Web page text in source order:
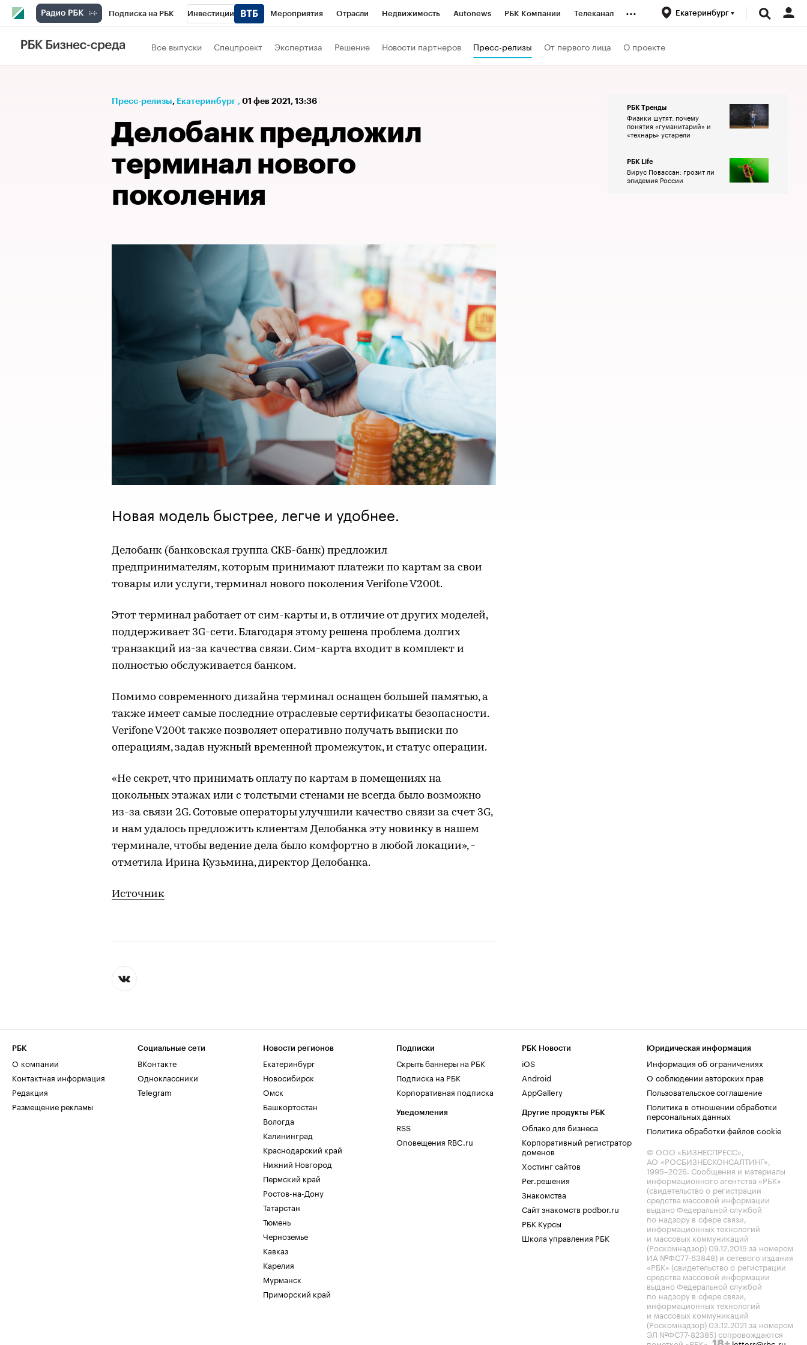
Подписка на РБК Инвестиции Мероприятия Отрасли Недвижимость Autonews РБК Компании Телеканал
РБК Вино
Проверка контрагентов
... Екатеринбург
Все выпуски Спецпроект Экспертиза Решение Новости партнеров Пресс-релизы От первого лица О проекте
Пресс-релизы⁠, Екатеринбург , 01 фев 2021, 13:36
Делобанк предложил
терминал нового
поколения
Новая модель быстрее, легче и удобнее.
Делобанк (банковская группа СКБ-банк) предложил
предпринимателям, которым принимают платежи по картам за свои
товары или услуги, терминал нового поколения Verifone V200t.
Этот терминал работает от сим-карты и, в отличие от других моделей,
поддерживает 3G-сети. Благодаря этому решена проблема долгих
транзакций из-за качества связи. Сим-карта входит в комплект и
полностью обслуживается банком.
Помимо современного дизайна терминал оснащен большей памятью, а
также имеет самые последние отраслевые сертификаты безопасности.
Verifone V200t также позволяет оперативно получать выписки по
операциям, задав нужный временной промежуток, и статус операции.
«Не секрет, что принимать оплату по картам в помещениях на
цокольных этажах или с толстыми стенами не всегда было возможно
из-за связи 2G. Сотовые операторы улучшили качество связи за счет 3G,
и нам удалось предложить клиентам Делобанка эту новинку в нашем
терминале, чтобы ведение дела было комфортно в любой локации», -
отметила Ирина Кузьмина, директор Делобанка.
Источник
РБК Тренды
Физики шутят: почему
понятия «гуманитарий» и
«технарь» устарели
РБК Life
Вирус Повассан: грозит ли
эпидемия России
РБК
О компании
Контактная информация
Редакция
Размещение рекламы
Социальные сети
ВКонтакте
Одноклассники
Telegram
Новости регионов
Екатеринбург
Новосибирск
Омск
Башкортостан
Вологда
Калининград
Краснодарский край
Нижний Новгород
Пермский край
Ростов-на-Дону
Татарстан
Тюмень
Черноземье
Кавказ
Карелия
Мурманск
Приморский край
Подписки
Скрыть баннеры на РБК
Подписка на РБК
Корпоративная подписка
Уведомления
RSS
Оповещения RBC.ru
РБК Новости
iOS
Android
AppGallery
Другие продукты РБК
Облако для бизнеса
Корпоративный регистратор
доменов
Хостинг сайтов
Рег.решения
Знакомства
Сайт знакомств podbor.ru
РБК Курсы
Школа управления РБК
Юридическая информация
Информация об ограничениях
О соблюдении авторских прав
Пользовательское соглашение
Политика в отношении обработки
персональных данных
Политика обработки файлов cookie
© ООО «БИЗНЕСПРЕСС»,
АО «РОСБИЗНЕСКОНСАЛТИНГ»,
1995–2026. Сообщения и материалы
информационного агентства «РБК»
(свидетельство о регистрации
средства массовой информации
выдано Федеральной службой
по надзору в сфере связи,
информационных технологий
и массовых коммуникаций
(Роскомнадзор) 09.12.2015 за номером
ИА №ФС77-63848) и сетевого издания
«РБК» (свидетельство о регистрации
средства массовой информации
выдано Федеральной службой
по надзору в сфере связи,
информационных технологий
и массовых коммуникаций
(Роскомнадзор) 03.12.2021 за номером
ЭЛ №ФС77-82385) сопровождаются